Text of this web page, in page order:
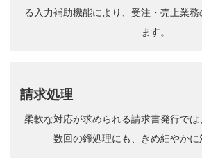
る入力補助機能により、受注・売上業
ます。
請求処理
柔軟な対応が求められる請求書発行で
数回の締処理にも、きめ細やかに